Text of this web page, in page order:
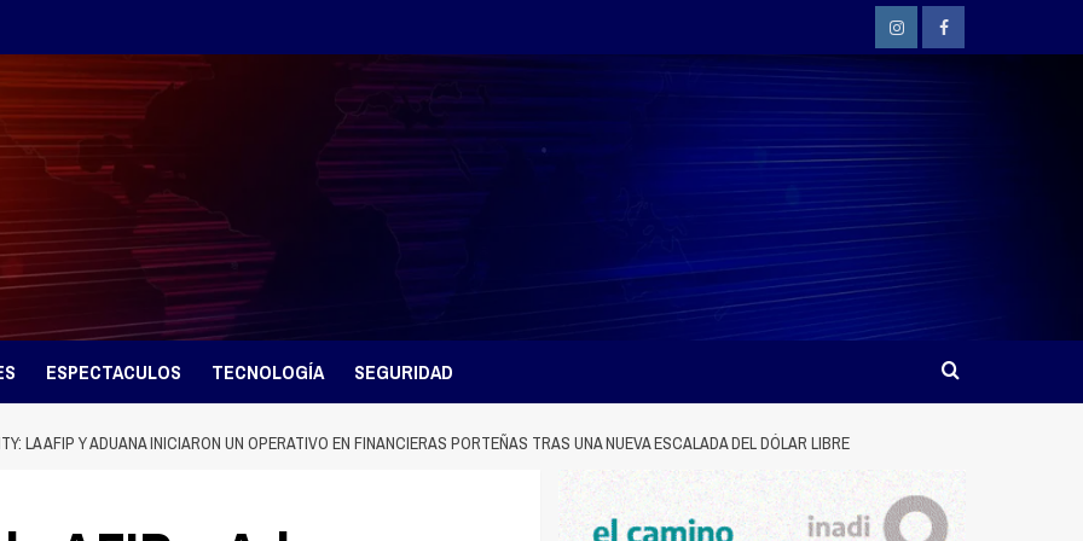
InstagramFacebook
ESPECTACULOS TECNOLOGÍA SEGURIDAD
LA AFIP Y ADUANA INICIARON UN OPERATIVO EN FINANCIERAS PORTEÑAS TRAS UNA NUEVA ESCALADA DEL DÓLAR LIBRE